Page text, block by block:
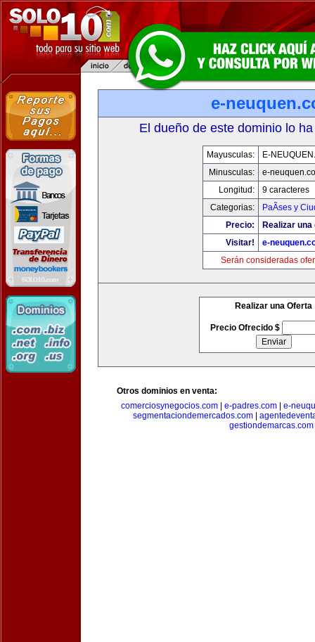
e-
El dueño de este dominio lo
Mayusculas:
E-
Minusculas:
e-
Longitud:
9 caracteres
Categorias:
PaÃ­ses y
Precio:
Realizar
Visitar!
e-
Serán consideradas
Realizar una Oferta
Precio Ofrecido $
Otros dominios en venta:
comerciosynegocios.com| e-padres.com| e-
segmentaciondemercados.com
gestiondemarcas.com